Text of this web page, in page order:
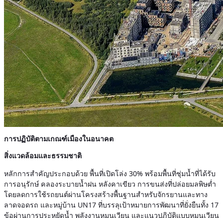
การปฏิบัติตามเกณฑ์เมืองในอนาคต
สิ่งแวดล้อมและธรรมชาติ
หลักการสำคัญประกอบด้วย พื้นที่เปิดโล่ง 30% พร้อมพื้นที่ชุ่มน้ำที่ได้รับ
การอนุรักษ์ คลองระบายน้ำฝน หลังคาเขียว การขนส่งที่ปล่อยมลพิษต่ำ
โดยลดการใช้รถยนต์ผ่านโครงสร้างพื้นฐานสำหรับจักรยานและทาง
ลาดจอดรถ และหมู่บ้าน UN17 ที่บรรลุเป้าหมายการพัฒนาที่ยั่งยืนทั้ง 17
ข้อผ่านการประหยัดน้ำ พลังงานหมุนเวียน และแนวปฏิบัติแบบหมุนเวียน